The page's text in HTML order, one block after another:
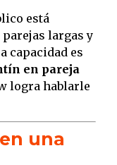
está
largas y
capacidad es
en pareja
logra hablarle
una